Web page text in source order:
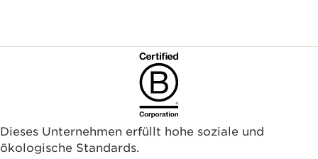
Dieses Unternehmen erfüllt hohe soziale und
ökologische Standards.